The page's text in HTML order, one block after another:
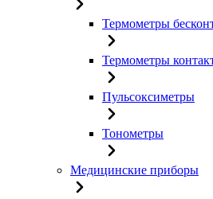
Термометры
Термометры
Пульсоксиметры
Тонометры
Медицинские приборы